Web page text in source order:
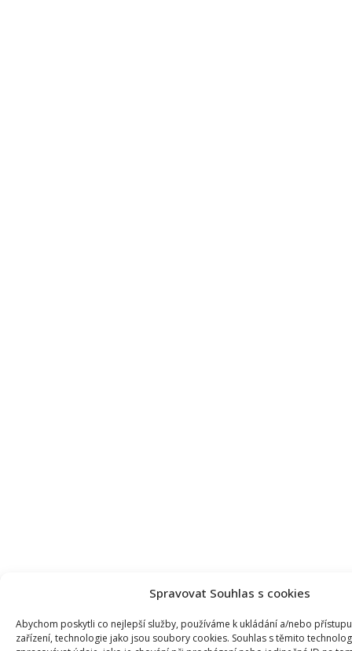
Spravovat Souhlas s cookies
Abychom poskytli co nejlepší služby, používáme k ukládání a/nebo
zařízení, technologie jako jsou soubory cookies. Souhlas s těmito